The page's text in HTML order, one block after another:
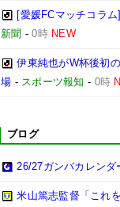
[愛媛FCマッチコラ
新聞 -0時 NEW
伊東純也がW杯後初
場 - スポーツ報知 - 0時
ブログ
26/27ガンバカレンダ
米山篤志監督「これ